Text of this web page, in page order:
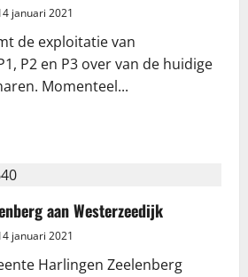
januari 2021
de exploitatie van
P2 en P3 over van de huidige
Momenteel...
aan Westerzeedijk
januari 2021
Harlingen Zeelenberg